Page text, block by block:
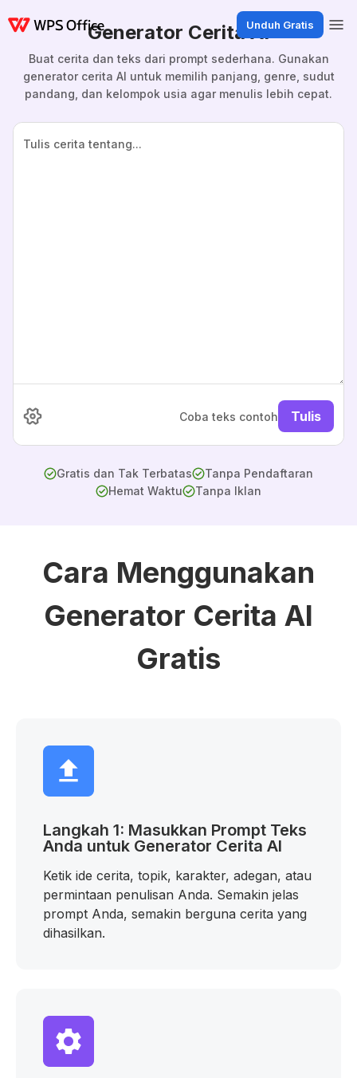
Unduh Gratis
Generator Cerita AI
Buat cerita dan teks dari prompt sederhana. Gunakan
generator cerita AI untuk memilih panjang, genre, sudut
pandang, dan kelompok usia agar menulis lebih cepat.
Coba teks contoh Tulis
Gratis dan Tak Terbatas
Tanpa Pendaftaran
Hemat Waktu
Tanpa Iklan
Cara Menggunakan
Generator Cerita AI
Gratis
Langkah 1: Masukkan Prompt Teks
Anda untuk Generator Cerita AI
Ketik ide cerita, topik, karakter, adegan, atau
permintaan penulisan Anda. Semakin jelas
prompt Anda, semakin berguna cerita yang
dihasilkan.